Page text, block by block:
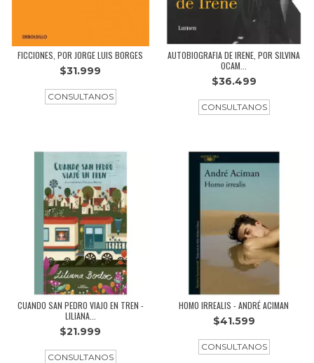
FICCIONES, POR JORGE LUIS BORGES
$31.999
AUTOBIOGRAFIA DE IRENE, POR SILVINA
OCAM...
$36.499
CUANDO SAN PEDRO VIAJO EN TREN -
LILIANA...
$21.999
HOMO IRREALIS - ANDRÉ ACIMAN
$41.599